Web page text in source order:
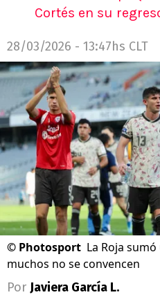
Cortés en su
28/03/2026 - 13:47hs CLT
© Photosport La Roja
muchos no se convencen
Por Javiera García L.